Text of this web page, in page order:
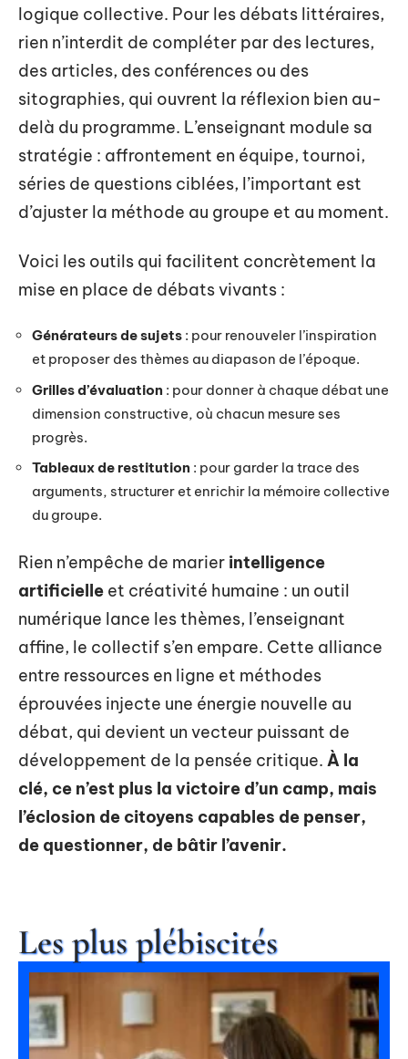
logique collective. Pour les débats littéraires,
rien n’interdit de compléter par des lectures,
des articles, des conférences ou des
sitographies, qui ouvrent la réflexion bien au-
delà du programme. L’enseignant module sa
stratégie : affrontement en équipe, tournoi,
séries de questions ciblées, l’important est
d’ajuster la méthode au groupe et au moment.
Voici les outils qui facilitent concrètement la
mise en place de débats vivants :
Générateurs de sujets : pour renouveler l’inspiration
et proposer des thèmes au diapason de l’époque.
Grilles d’évaluation : pour donner à chaque débat une
dimension constructive, où chacun mesure ses
progrès.
Tableaux de restitution : pour garder la trace des
arguments, structurer et enrichir la mémoire collective
du groupe.
Rien n’empêche de marier intelligence
artificielle et créativité humaine : un outil
numérique lance les thèmes, l’enseignant
affine, le collectif s’en empare. Cette alliance
entre ressources en ligne et méthodes
éprouvées injecte une énergie nouvelle au
débat, qui devient un vecteur puissant de
développement de la pensée critique. À la
clé, ce n’est plus la victoire d’un camp, mais
l’éclosion de citoyens capables de penser,
de questionner, de bâtir l’avenir.
Les plus plébiscités